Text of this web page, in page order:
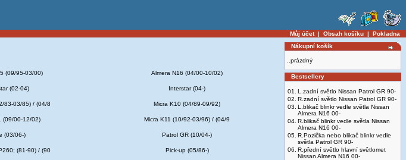
Můj účet| Obsah košíku | Pokladna
(09/95-03/00) Almera N16 (04/00-10/02)
(02-04) Interstar (04-)
83-03/85) / (04/8 Micra K10 (04/89-09/92)
(09/00-12/02) Micra K11 (10/92-03/96) / (04/9
(03/06-) Patrol GR (10/04-)
(81-90) / (90 Pick-up (05/86-)
Nákupní košík
..prázdný
Bestsellery
01.
L.zadní světlo Nissan Patrol GR 90-
02. R.zadní světlo Nissan Patrol GR 90-
03. L.blikač blinkr vedle světla Nissan
Almera N16 00-
04. R.blikač blinkr vedle světla Nissan
Almera N16 00-
05. R.Pozička nebo blikač blinkr vedle
světla Patrol GR 90-
06. R.přední světlo hlavní světlomet
Nissan Almera N16 00-